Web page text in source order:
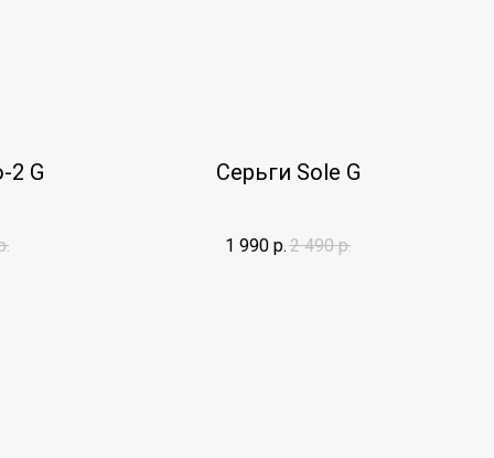
2 G Cерьги Sole G
1 990 р.2 490 р.